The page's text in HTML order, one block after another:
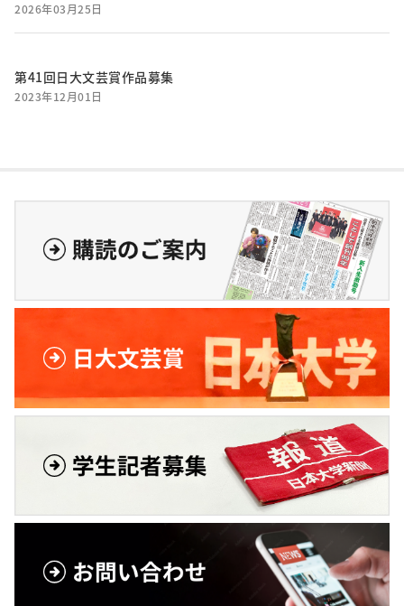
2026年03月25日
第41回日大文芸賞作品募集
2023年12月01日